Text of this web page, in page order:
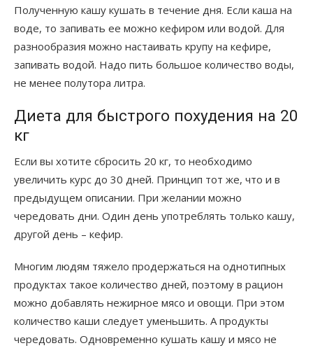
Полученную кашу кушать в течение дня. Если каша на
воде, то запивать ее можно кефиром или водой. Для
разнообразия можно настаивать крупу на кефире,
запивать водой. Надо пить большое количество воды,
не менее полутора литра.
Диета для быстрого похудения на 20
кг
Если вы хотите сбросить 20 кг, то необходимо
увеличить курс до 30 дней. Принцип тот же, что и в
предыдущем описании. При желании можно
чередовать дни. Один день употреблять только кашу,
другой день – кефир.
Многим людям тяжело продержаться на однотипных
продуктах такое количество дней, поэтому в рацион
можно добавлять нежирное мясо и овощи. При этом
количество каши следует уменьшить. А продукты
чередовать. Одновременно кушать кашу и мясо не